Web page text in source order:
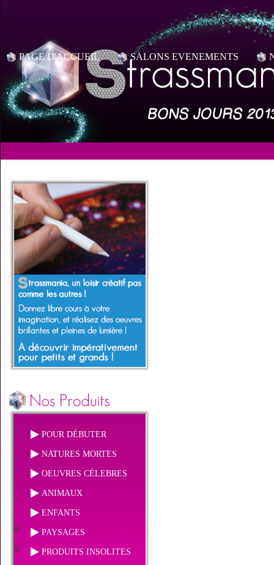
PAGE D'ACCUEIL SALONS EVENEMENTS
POUR DÉBUTER
NATURES MORTES
OEUVRES CÉLEBRES
ANIMAUX
ENFANTS
PAYSAGES
PRODUITS INSOLITES